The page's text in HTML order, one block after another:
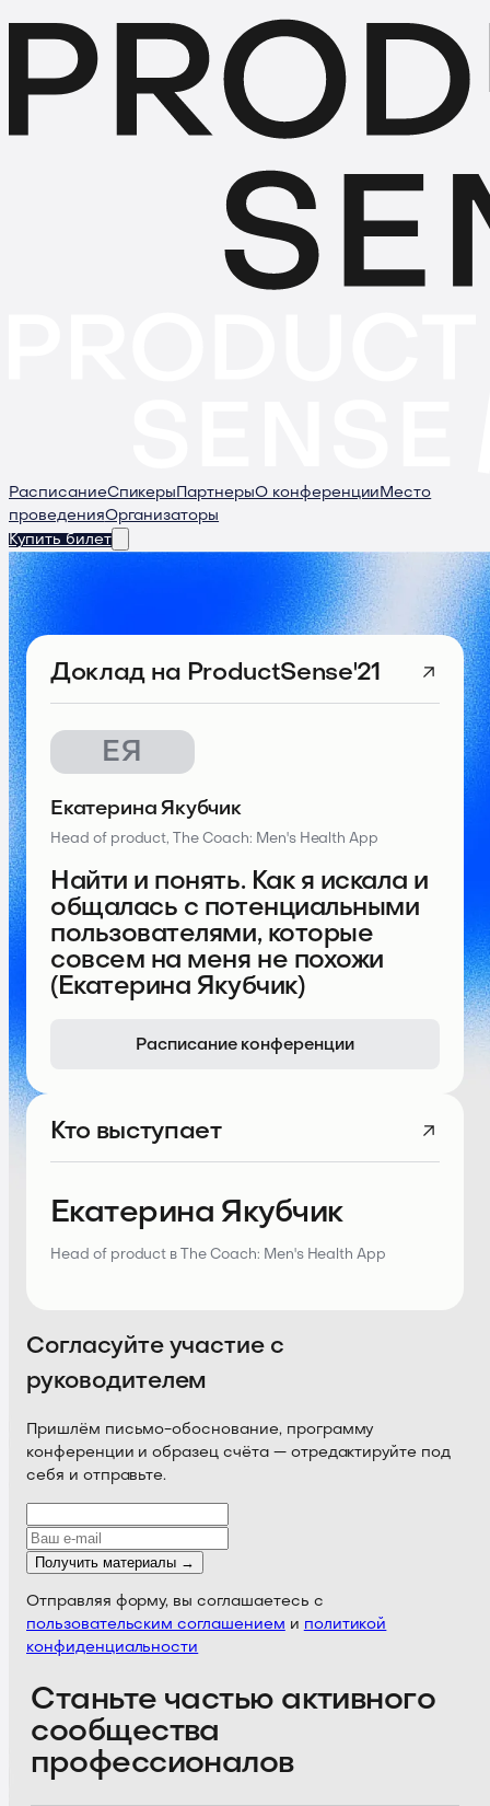
РасписаниеСпикеры ПартнерыО конференции Место
проведенияОрганизаторы
Купить билет
Доклад на ProductSense'21
ЕЯ
Найти и понять. Как я искала и
общалась с потенциальными
пользователями, которые
совсем на меня не похожи
(Екатерина Якубчик)
Екатерина Якубчик
Head of product, The Coach: Men's Health App
Расписание конференции
Кто выступает
Екатерина Якубчик
Head of product в The Coach: Men's Health App
Согласуйте участие с
руководителем
Пришлём письмо-обоснование, программу
конференции и образец счёта — отредактируйте под
себя и отправьте.
Получить материалы →
Отправляя форму, вы соглашаетесь с
пользовательским соглашением и политикой
конфиденциальности
Станьте частью активного
сообщества
профессионалов